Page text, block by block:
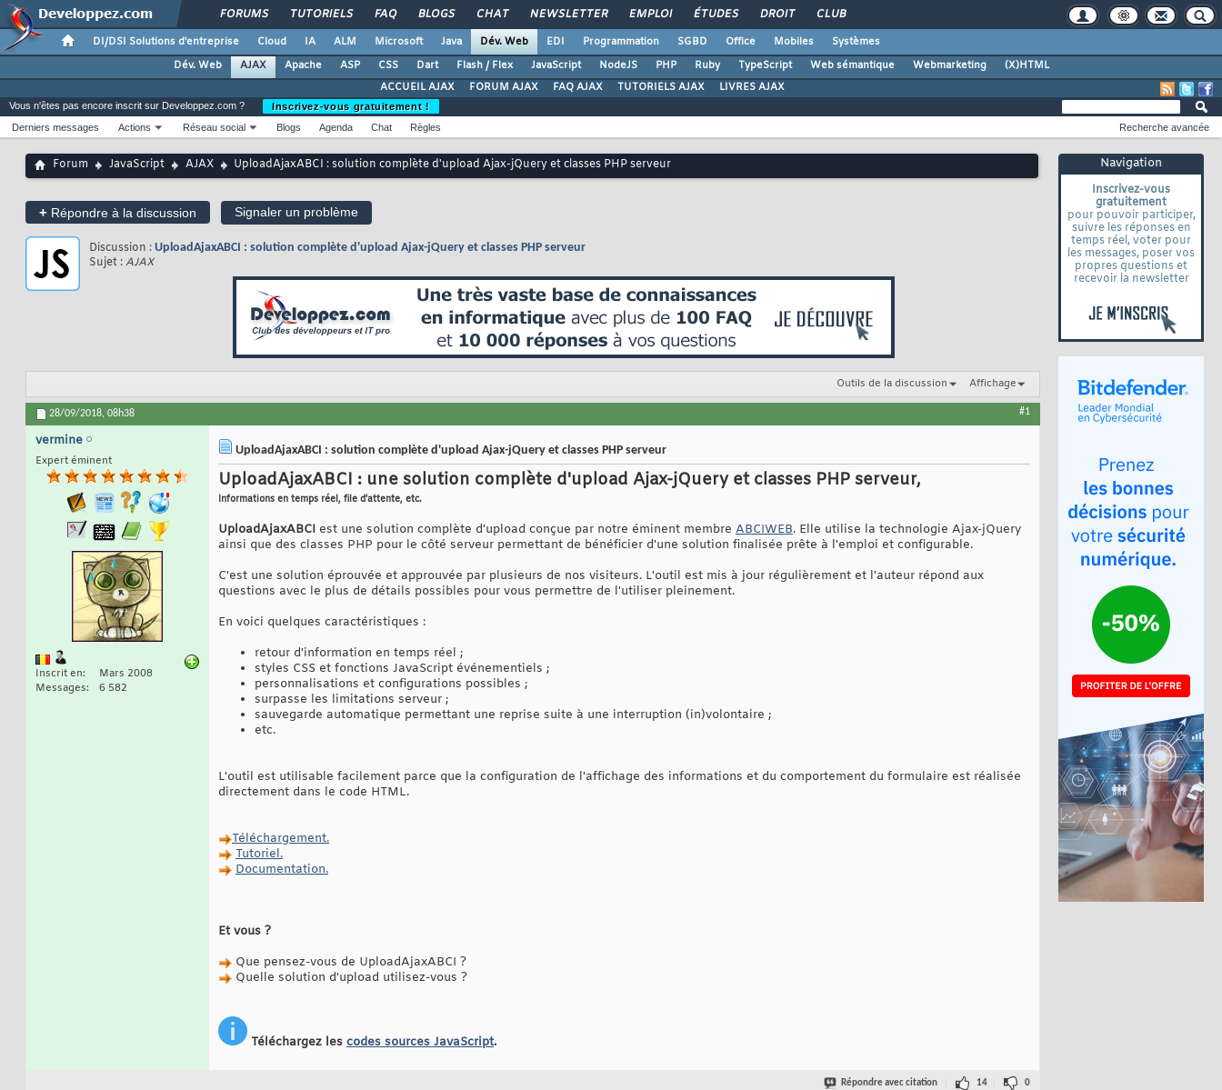
FORUMS TUTORIELS FAQ BLOGS CHAT NEWSLETTER EMPLOI ÉTUDES DROIT CLUB
DI/DSI Solutions d'entreprise Cloud IA ALM Microsoft Java Dév. Web EDI Programmation SGBD Office Mobiles
Systèmes
Dév. Web
AJAX Apache ASP CSS Dart Flash / Flex JavaScript NodeJS PHP Ruby TypeScript Web sémantique Webmarketing
(X)HTML
ACCUEIL AJAX
FORUM AJAX FAQ AJAX TUTORIELS AJAX LIVRES AJAX
Navigation
Inscrivez-vous
gratuitement
pour pouvoir participer,
suivre les réponses en
temps réel, voter pour
les messages, poser vos
propres questions et
recevoir la newsletter
Vous n'êtes pas encore inscrit sur Developpez.com ?
Inscrivez-vous gratuitement !
Derniers messages
Actions Réseau social Blogs Agenda Chat Règles Recherche avancée
Forum JavaScript AJAX UploadAjaxABCI : solution complète d'upload Ajax-jQuery et classes PHP serveur
+ Répondre à la discussion Signaler un problème
Discussion : UploadAjaxABCI : solution complète d'upload Ajax-jQuery et classes PHP serveur
Sujet :AJAX
Outils de la discussion Affichage
28/09/2018, 08h38 #1
vermine
Expert éminent
Inscrit en
Mars 2008
Messages
6 582
UploadAjaxABCI : solution complète d'upload Ajax-jQuery et classes PHP serveur
UploadAjaxABCI : une solution complète d'upload Ajax-jQuery et classes PHP serveur,
Informations en temps réel, file d'attente, etc.
UploadAjaxABCI est une solution complète d'upload conçue par notre éminent membre ABCIWEB. Elle utilise la technologie Ajax-jQuery
ainsi que des classes PHP pour le côté serveur permettant de bénéficier d'une solution finalisée prête à l'emploi et configurable.
C'est une solution éprouvée et approuvée par plusieurs de nos visiteurs. L'outil est mis à jour régulièrement et l'auteur répond aux
questions avec le plus de détails possibles pour vous permettre de l'utiliser pleinement.
En voici quelques caractéristiques :
retour d'information en temps réel ;
styles CSS et fonctions JavaScript événementiels ;
personnalisations et configurations possibles ;
surpasse les limitations serveur ;
sauvegarde automatique permettant une reprise suite à une interruption (in)volontaire ;
etc.
L'outil est utilisable facilement parce que la configuration de l'affichage des informations et du comportement du formulaire est réalisée
directement dans le code HTML.
Téléchargement.
Tutoriel.
Documentation.
Et vous ?
Que pensez-vous de UploadAjaxABCI ?
Quelle solution d'upload utilisez-vous ?
Téléchargez les codes sources JavaScript.
Répondre avec citation 14 0